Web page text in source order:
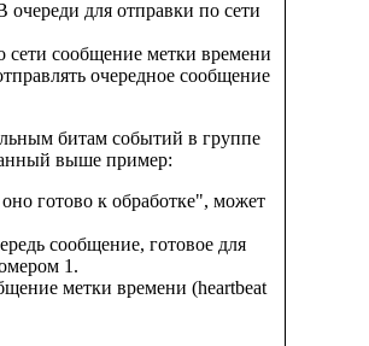
очереди для отправки по сети
сети сообщение метки времени
очередное сообщение
битам событий в группе
выше пример:
готово к обработке", может
сообщение, готовое для
1.
метки времени (heartbeat